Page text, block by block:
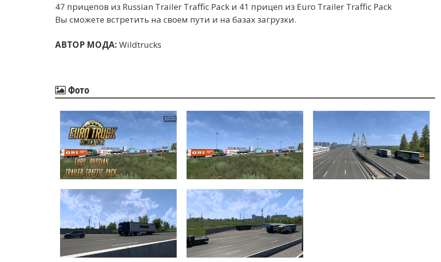
47 прицепов из Russian Trailer Traffic Pack и 41 прицеп из Euro Trailer Traffic Pack
Вы сможете встретить на своем пути и на базах загрузки.
АВТОР МОДА: Wildtrucks
Фото